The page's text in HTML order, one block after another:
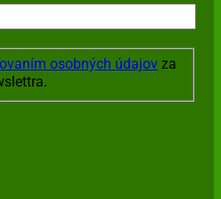
osobných údajov za